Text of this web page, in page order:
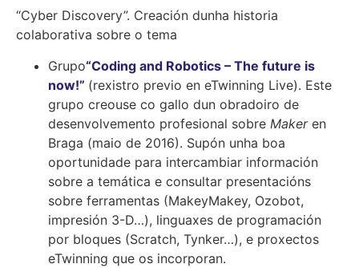
“Cyber Discovery”. Creación dunha historia
colaborativa sobre o tema
Grupo“Coding and Robotics – The future is
now!” (rexistro previo en eTwinning Live). Este
grupo creouse co gallo dun obradoiro de
desenvolvemento profesional sobre Makeren
Braga (maio de 2016). Supón unha boa
oportunidade para intercambiar información
sobre a temática e consultar presentacións
sobre ferramentas (MakeyMakey, Ozobot,
impresión 3-D…), linguaxes de programación
por bloques (Scratch, Tynker…), e proxectos
eTwinning que os incorporan.